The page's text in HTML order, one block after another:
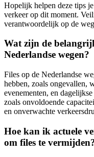
Hopelijk helpen deze tips
verkeer op dit moment.
verantwoordelijk op de
Wat zijn de
Nederlandse wegen?
Files op de Nederlandse
hebben, zoals ongevallen,
evenementen, en
zoals onvoldoende
en onverwachte
Hoe kan ik actuele
om files te